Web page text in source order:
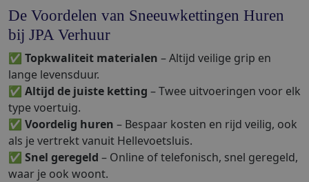
De Voordelen van Sneeuwkettingen Huren
bij JPA Verhuur
✅ Topkwaliteit materialen – Altijd veilige grip en
lange levensduur.
✅ Altijd de juiste ketting – Twee uitvoeringen voor elk
type voertuig.
✅ Voordelig huren – Bespaar kosten en rijd veilig, ook
als je vertrekt vanuit Hellevoetsluis.
✅ Snel geregeld – Online of telefonisch, snel geregeld,
waar je ook woont.